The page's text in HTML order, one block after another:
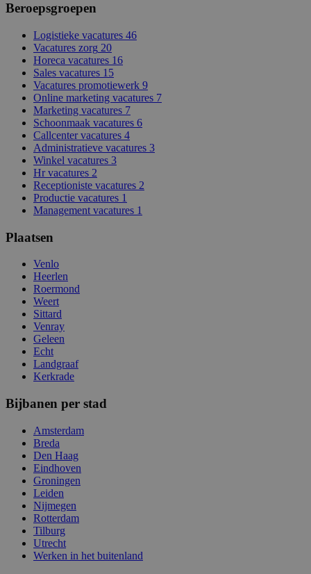
Beroepsgroepen
Logistieke vacatures 46
Vacatures zorg 20
Horeca vacatures 16
Sales vacatures 15
Vacatures promotiewerk 9
Online marketing vacatures 7
Marketing vacatures 7
Schoonmaak vacatures 6
Callcenter vacatures 4
Administratieve vacatures 3
Winkel vacatures 3
Hr vacatures 2
Receptioniste vacatures 2
Productie vacatures 1
Management vacatures 1
Plaatsen
Venlo
Heerlen
Roermond
Weert
Sittard
Venray
Geleen
Echt
Landgraaf
Kerkrade
Bijbanen per stad
Amsterdam
Breda
Den Haag
Eindhoven
Groningen
Leiden
Nijmegen
Rotterdam
Tilburg
Utrecht
Werken in het buitenland